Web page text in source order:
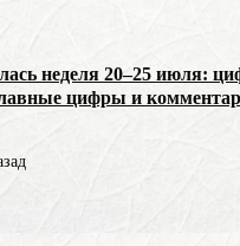
неделя 20–25 июля:
цифры и